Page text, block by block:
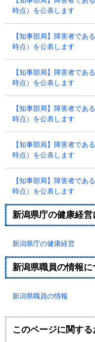
時点）を公表します
【知事部局】障害者であ
時点）を公表します
【知事部局】障害者であ
時点）を公表します
【知事部局】障害者であ
時点）を公表します
【知事部局】障害者であ
時点）を公表します
【知事部局】障害者であ
時点）を公表します
新潟県庁の健康経営
新潟県庁の健康経営
新潟県職員の情報に
新潟県職員の情報
このページに関す